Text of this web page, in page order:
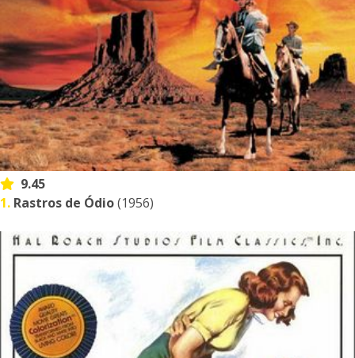
9.45
1. Rastros de Ódio(1956)